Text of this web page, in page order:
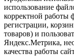
использование
корректной работы
регистрации,
товаров) и
Яндекс.Метрика,
качества работы